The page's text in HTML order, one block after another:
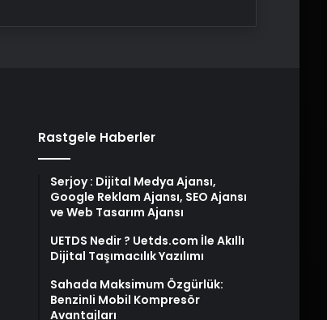
Rastgele Haberler
Serjoy : Dijital Medya Ajansı,
Google Reklam Ajansı, SEO Ajansı
ve Web Tasarım Ajansı
UETDS Nedir ? Uetds.com İle Akıllı
Dijital Taşımacılık Yazılımı
Sahada Maksimum Özgürlük:
Benzinli Mobil Kompresör
Avantajları